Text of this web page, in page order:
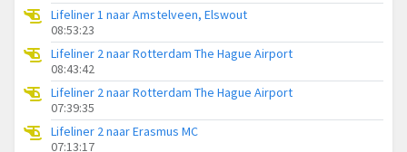
Lifeliner 1 naar Amstelveen, Elswout
08:53:23
Lifeliner 2 naar Rotterdam The Hague Airport
08:43:42
Lifeliner 2 naar Rotterdam The Hague Airport
07:39:35
Lifeliner 2 naar Erasmus MC
07:13:17